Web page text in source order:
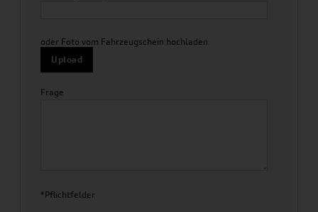
oder Foto vom Fahrzeugschein hochladen
Upload
Frage
*Pflichtfelder